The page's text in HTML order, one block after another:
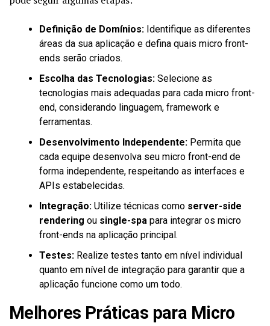
Definição de Domínios: Identifique as diferentes
áreas da sua aplicação e defina quais micro front-
ends serão criados.
Escolha das Tecnologias: Selecione as
tecnologias mais adequadas para cada micro front-
end, considerando linguagem, framework e
ferramentas.
Desenvolvimento Independente: Permita que
cada equipe desenvolva seu micro front-end de
forma independente, respeitando as interfaces e
APIs estabelecidas.
Integração: Utilize técnicas como server-side
rendering ou single-spa para integrar os micro
front-ends na aplicação principal.
Testes: Realize testes tanto em nível individual
quanto em nível de integração para garantir que a
aplicação funcione como um todo.
Melhores Práticas para Micro